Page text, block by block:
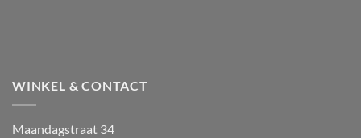
WINKEL & CONTACT
Maandagstraat 34